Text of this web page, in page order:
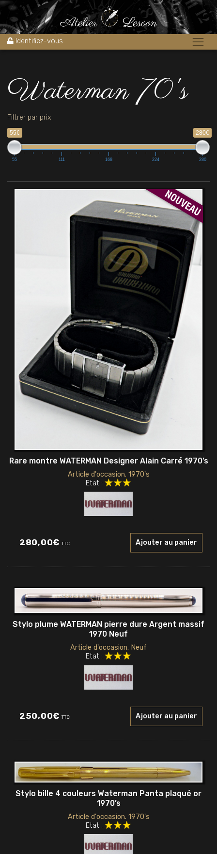
Identifiez-vous
Accueil Waterman 70's
Waterman 70's
Filtrer par prix
55€ 280€
55 111 168 224 280
Rare montre WATERMAN Designer Alain Carré 1970’s
Article d'occasion. 1970's
Etat :
280,00€ TTC Ajouter au panier
Stylo plume WATERMAN pierre dure Argent massif
1970 Neuf
Article d'occasion. Neuf
Etat :
250,00€ TTC Ajouter au panier
Stylo bille 4 couleurs Waterman Panta plaqué or
1970’s
Article d'occasion. 1970's
Etat :